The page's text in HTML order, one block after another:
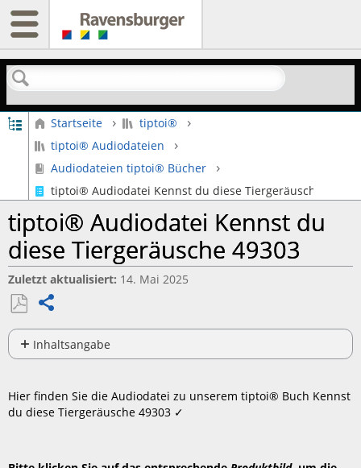
Suchen
Globale Hierarchie auf- und zuklappen
Startseite
tiptoi®
tiptoi® Audiodateien
Audiodateien tiptoi® Bücher
tiptoi® Audiodatei Kennst du diese Tiergeräusche 49303
tiptoi® Audiodatei Kennst du
diese Tiergeräusche 49303
Zuletzt aktualisiert 14. Mai 2025
Als
PDF
speichern
Inhaltsangabe
Keine
Hier finden Sie die Audiodatei zu unserem tiptoi® Buch Kennst
du diese Tiergeräusche 49303 ✓